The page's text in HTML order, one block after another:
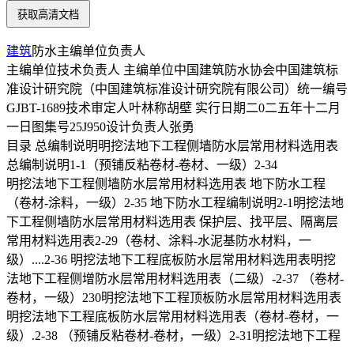
获取高清文档
建筑防水主编单位负责人
主编单位技术负责人 主编单位中国建筑防水协会中国建筑标
准设计研究院（中国建筑标准设计研究院有限公司）统一编号
GJBT-1689技术审定人叶林称胡壁 实行日期二0二五年十二月
一日图集号25J950设计负责人张勇
目录 总编制说明明挖法地下工程侧墙防水层常用材料选用表
总编制说明1-1（预铺反粘卷材-卷材、一级）2-34
明挖法地下工程侧墙防水层常用材料选用表 地下防水工程
（卷材-涂料，一级）2-35 地下防水工程编制说明2-1明挖法地
下工程侧墙防水层常用材料选用表 保护层、找平层、隔离层
常用材料选用表2-29（卷材、涂料-水泥基防水材料，一
级）....2-36 明挖法地下工程底板防水层常用材料选用表明挖
法地下工程侧增防水层常用材料选用表（二级）-2-37 （卷材-
卷材，一级）230明挖法地下工程顶板防水层常用材料选用表
明挖法地下工程底板防水层常用材料选用表（卷材-卷材，一
级）.2-38 （预铺反粘卷材-卷材，一级）2-31明挖法地下工程